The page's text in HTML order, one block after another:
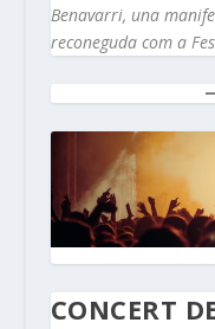
Benavarri, una
reconeguda com a
CONCERT